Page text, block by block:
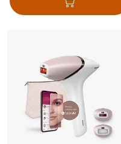
Aggiungi al carrello